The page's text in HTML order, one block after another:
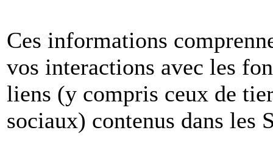
Ces informations
vos interactions avec les
liens (y compris ceux de
sociaux) contenus dans les